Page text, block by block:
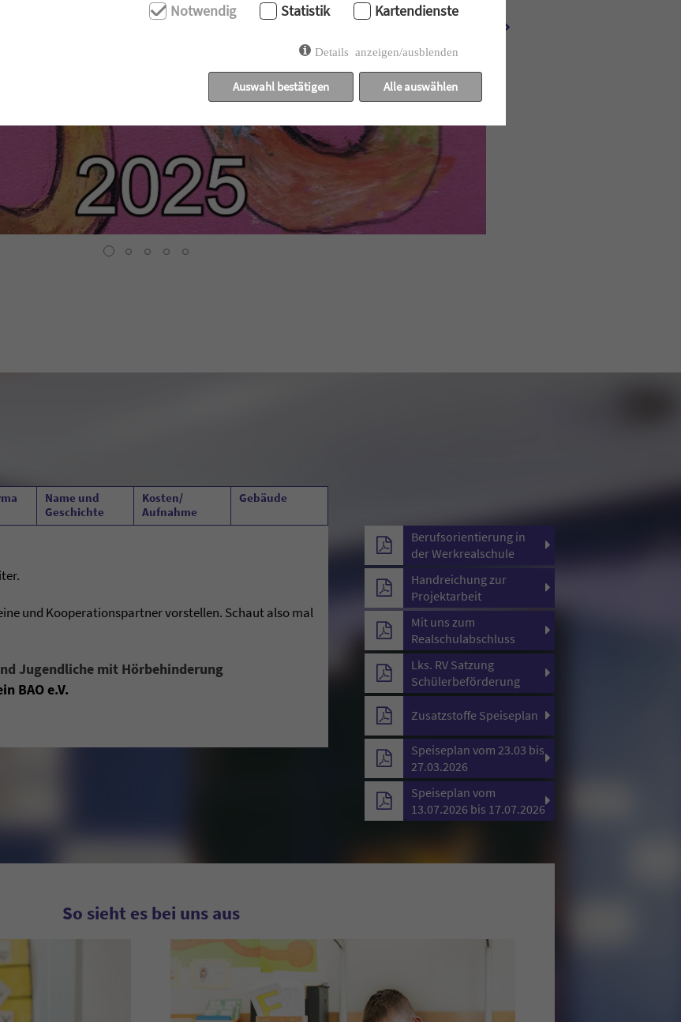
Name und
Geschichte
Kosten/
Aufnahme
Gebäude
und Kooperationspartner vorstellen. Schaut also mal
Jugendliche mit Hörbehinderung
BAO e.V.
Berufsorientierung in
der Werkrealschule
Handreichung zur
Projektarbeit
Mit uns zum
Realschulabschluss
Lks. RV Satzung
Schülerbeförderung
Zusatzstoffe Speiseplan
Speiseplan vom 23.03 bis
27.03.2026
Speiseplan vom
13.07.2026 bis 17.07.2026
So sieht es bei uns aus
Notwendig Statistik Kartendienste
Details anzeigen/ausblenden
Auswahl bestätigen Alle auswählen